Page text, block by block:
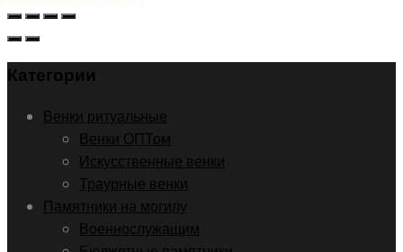
Категории
Венки ритуальные
Венки ОПТом
Искусственные венки
Траурные венки
Памятники на могилу
Военнослужащим